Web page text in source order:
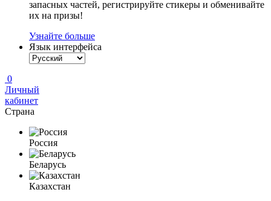
запасных частей, регистрируйте стикеры и обменивайте
их на призы!
Узнайте больше
Язык интерфейса
0
Личный
кабинет
Страна
Россия
Беларусь
Казахстан